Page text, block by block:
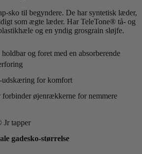
sko til begyndere. De har syntetisk læder,
som ægte læder. Har TeleTone® tå- og
og en yndig grosgrain sløjfe.
og foret med en absorberende
udskæring for komfort
forbinder øjenrækkerne for nemmere
Jr tapper
gadesko-størrelse